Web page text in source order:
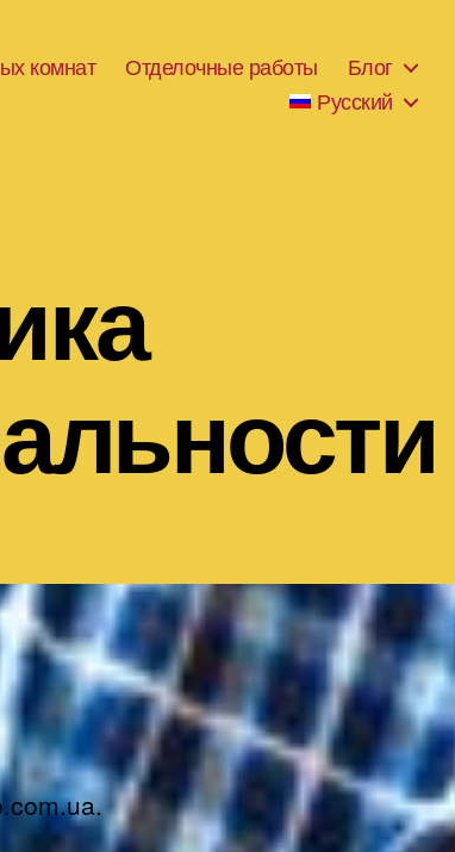
комнат Отделочные работы
Блог
Русский